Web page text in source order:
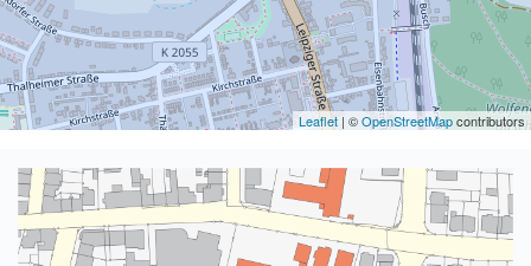
Leaflet | ©OpenStreetMapcontributors